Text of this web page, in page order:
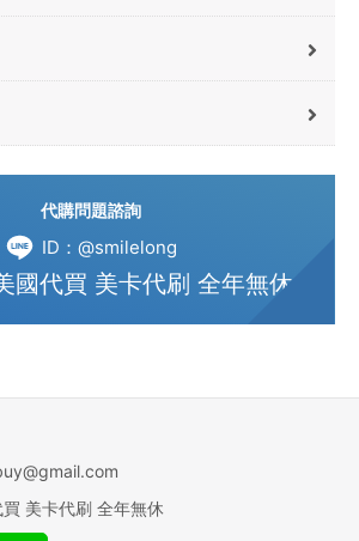
代購問題諮詢
ID：@smilelong
國代買 美卡代刷 全年無休
美卡代刷 全年無休